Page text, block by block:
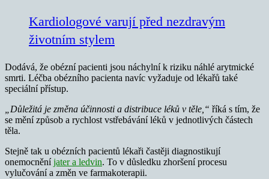
Kardiologové varují před nezdravým
životním stylem
Dodává, že obézní pacienti jsou náchylní k riziku náhlé arytmické
smrti. Léčba obézního pacienta navíc vyžaduje od lékařů také
speciální přístup.
„Důležitá je změna účinnosti a distribuce léků v těle,“ říká s tím, že
se mění způsob a rychlost vstřebávání léků v jednotlivých částech
těla.
Stejně tak u obézních pacientů lékaři častěji diagnostikují
onemocněníjater a ledvin. To v důsledku zhoršení procesu
vylučování a změn ve farmakoterapii.